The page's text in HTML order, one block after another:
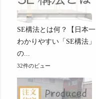
SE構法とは何？【日本一
わかりやすい「SE構法」
の...
32件のビュー